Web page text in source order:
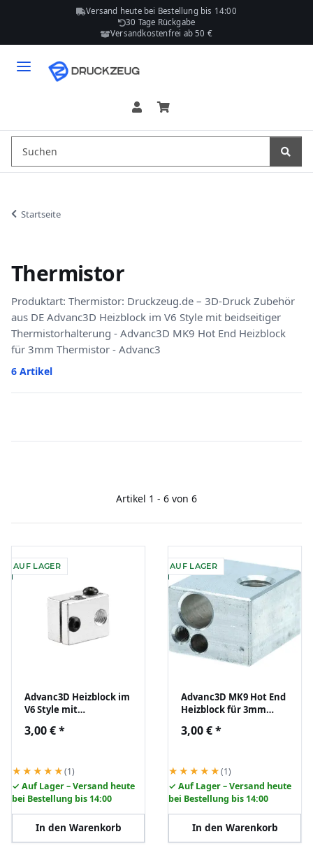
Versand heute bei Bestellung bis 14:00
30 Tage Rückgabe
Versandkostenfrei ab 50 €
Startseite
Thermistor
Produktart: Thermistor: Druckzeug.de – 3D-Druck Zubehör
aus DE Advanc3D Heizblock im V6 Style mit beidseitiger
Thermistorhalterung - Advanc3D MK9 Hot End Heizblock
für 3mm Thermistor - Advanc3
6 Artikel
Artikel 1 - 6 von 6
AUF LAGER
Advanc3D Heizblock im
V6 Style mit
Thermistorhalterung
3,00 €*
★★★★★(1)
✓ Auf Lager – Versand heute
bei Bestellung bis 14:00
In den Warenkorb
AUF LAGER
Advanc3D MK9 Hot End
Heizblock für 3mm
3,00 €*
★★★★★(1)
✓ Auf Lager – Versand heute
bei Bestellung bis 14:00
In den Warenkorb